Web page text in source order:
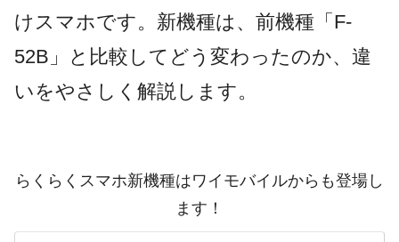
けスマホです。新機種は、前機種「F-
52B」と比較してどう変わったのか、違
いをやさしく解説します。
らくらくスマホ新機種はワイモバイルからも登場し
ます！